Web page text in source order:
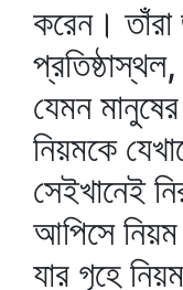
করেন।
যেমন
নিয়মকে
সেইখানেই
আপিসে
যার গৃহে